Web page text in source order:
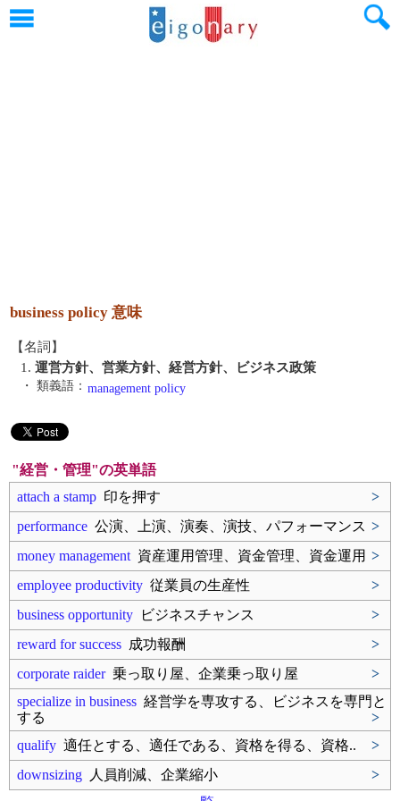
business policy 意味
【名詞】
1. 運営方針、営業方針、経営方針、ビジネス政策
・ 類義語： management policy
"経営・管理"の英単語
attach a stamp 印を押す
>
performance 公演、上演、演奏、演技、パフォーマンス >
money management 資産運用管理、資金管理、資金運用 >
employee productivity 従業員の生産性
>
business opportunity ビジネスチャンス
>
reward for success 成功報酬
>
corporate raider乗っ取り屋、企業乗っ取り屋
>
specialize in business 経営学を専攻する、ビジネスを専門と
する
>
qualify 適任とする、適任である、資格を得る、資格..
>
downsizing 人員削減、企業縮小
>